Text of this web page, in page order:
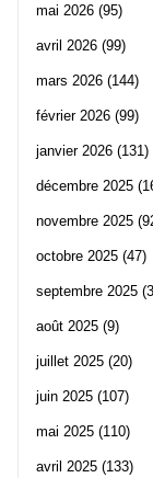
mai 2026 (95)
avril 2026 (99)
mars 2026 (144)
février 2026 (99)
janvier 2026 (131)
décembre 2025
novembre 2025
octobre 2025 (47)
septembre 2025
août 2025 (9)
juillet 2025 (20)
juin 2025 (107)
mai 2025 (110)
avril 2025 (133)